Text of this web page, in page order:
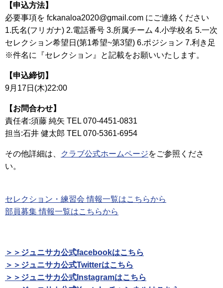
【申込方法】
必要事項を fckanaloa2020@gmail.com にご連絡ください
1.氏名(フリガナ) 2.電話番号 3.所属チーム 4.小学校名 5.一次
セレクション希望日(第1希望~第3望) 6.ポジション 7.利き足
※件名に『セレクション』と記載をお願いいたします。
【申込締切】
9月17日(木)22:00
【お問合わせ】
責任者:須藤 純矢 TEL 070-4451-0831
担当:石井 健太郎 TEL 070-5361-6954
その他詳細は、 クラブ公式ホームページをご参照くださ
い。
セレクション・練習会 情報一覧はこちらから
部員募集 情報一覧はこちらから
＞＞ジュニサカ公式facebookはこちら
＞＞ジュニサカ公式Twitterはこちら
＞＞ジュニサカ公式Instagramはこちら